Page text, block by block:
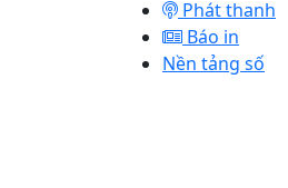
Phát thanh
Báo in
Nền tảng số